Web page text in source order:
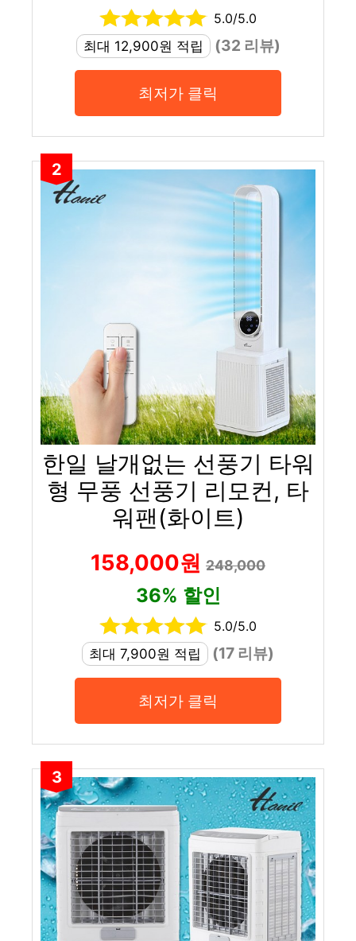
5.0/5.0
최대 12,900원 적립
(32 리뷰)
최저가 클릭
2
한일 날개없는 선풍기 타워
형 무풍 선풍기 리모컨, 타
워팬(화이트)
158,000원 248,000
36% 할인
5.0/5.0
최대 7,900원 적립
(17 리뷰)
최저가 클릭
3